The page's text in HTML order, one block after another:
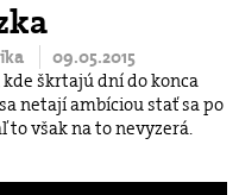
09.05.2015
škrtajú dní do konca
netají ambíciou stať sa po
však na to nevyzerá.